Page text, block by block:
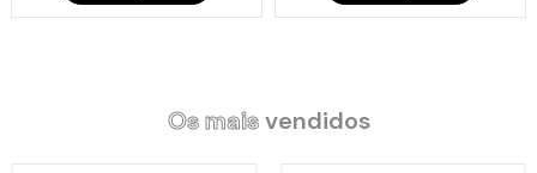
Os maisvendidos